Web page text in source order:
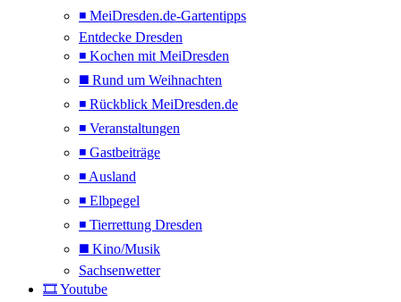
◾ MeiDresden.de-Gartentipps
Entdecke Dresden
◾ Kochen mit MeiDresden
◼️ Rund um Weihnachten
◾ Rückblick MeiDresden.de
◾ Veranstaltungen
◾ Gastbeiträge
◾ Ausland
◾ Elbpegel
◾ Tierrettung Dresden
◼️ Kino/Musik
Sachsenwetter
🎞️ Youtube